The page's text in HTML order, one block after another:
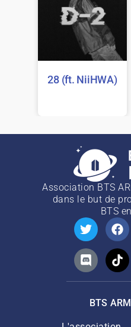
28 (ft. NiiHWA)
Association BTS
dans le but de
BTS
BTS